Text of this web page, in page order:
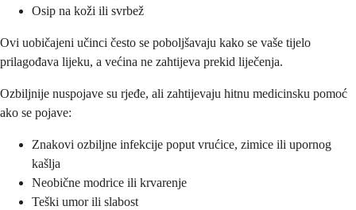
Osip na koži ili svrbež
Ovi uobičajeni učinci često se poboljšavaju kako se vaše tijelo
prilagođava lijeku, a većina ne zahtijeva prekid liječenja.
Ozbiljnije nuspojave su rjeđe, ali zahtijevaju hitnu medicinsku pomoć
ako se pojave:
Znakovi ozbiljne infekcije poput vrućice, zimice ili upornog
kašlja
Neobične modrice ili krvarenje
Teški umor ili slabost